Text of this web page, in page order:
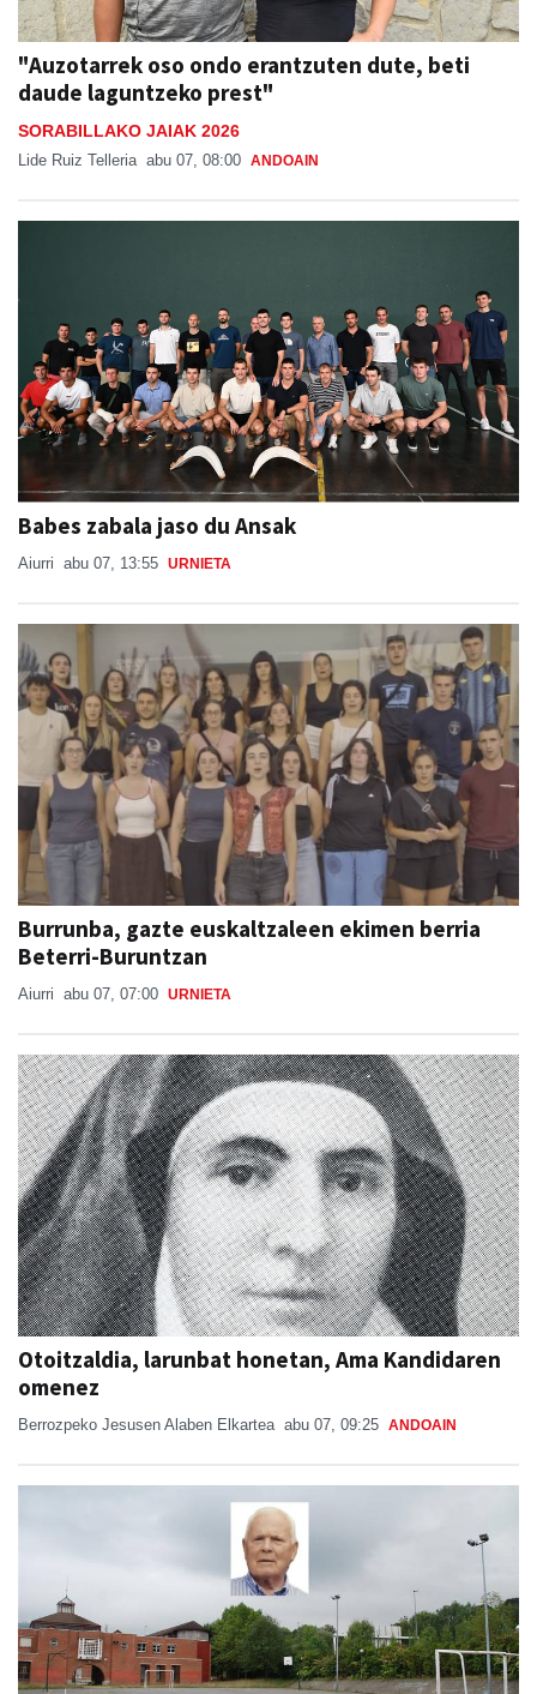
"Auzotarrek oso ondo erantzuten dute, beti
daude laguntzeko prest"
SORABILLAKO JAIAK 2026
Lide Ruiz Telleria abu 07, 08:00 ANDOAIN
Babes zabala jaso du Ansak
Aiurri abu 07, 13:55 URNIETA
Burrunba, gazte euskaltzaleen ekimen berria
Beterri-Buruntzan
Aiurri abu 07, 07:00 URNIETA
Otoitzaldia, larunbat honetan, Ama Kandidaren
omenez
Berrozpeko Jesusen Alaben Elkartea abu 07, 09:25 ANDOAIN